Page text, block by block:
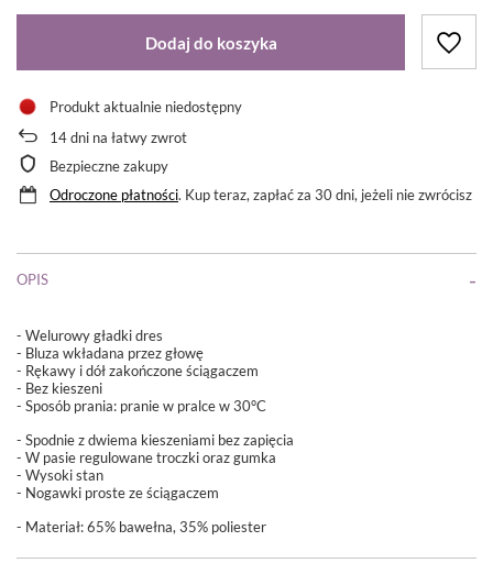
Dodaj do koszyka
Produkt aktualnie niedostępny
14dni na łatwy zwrot
Bezpieczne zakupy
Odroczone płatności. Kup teraz, zapłać za 30 dni, jeżeli nie zwrócisz
OPIS
- Welurowy gładki dres
- Bluza wkładana przez głowę
- Rękawy i dół zakończone ściągaczem
- Bez kieszeni
- Sposób prania: pranie w pralce w 30°C
- Spodnie z dwiema kieszeniami bez zapięcia
- W pasie regulowane troczki oraz gumka
- Wysoki stan
- Nogawki proste ze ściągaczem
- Materiał: 65% bawełna, 35% poliester